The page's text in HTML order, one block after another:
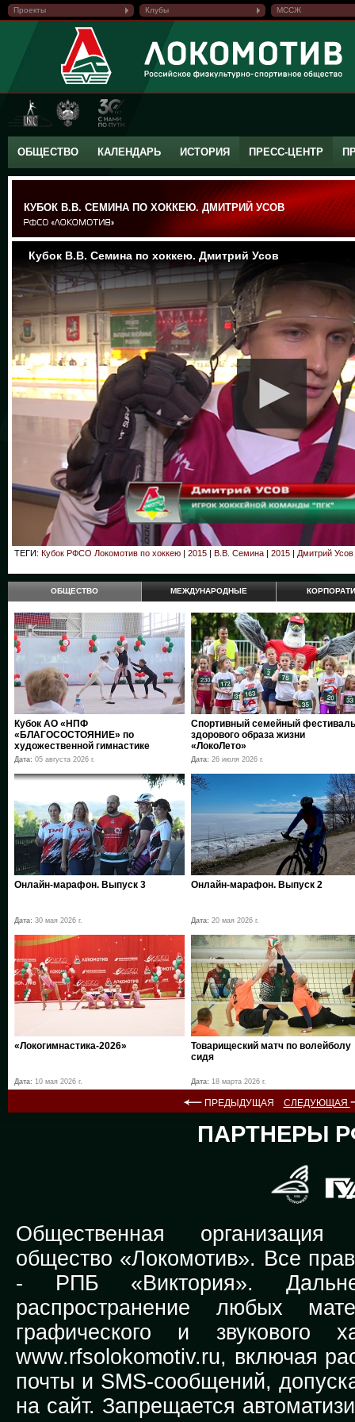
Проекты Клубы МССЖ
ОБЩЕСТВО КАЛЕНДАРЬ ИСТОРИЯ ПРЕСС-ЦЕНТР
КУБОК В.В. СЕМИНА ПО ХОККЕЮ. ДМИТРИЙ УСОВ
ТЕГИ: Кубок РФСО Локомотив по хоккею | 2015 | В.В. Семина | 2015 | Дмитрий Усов
ОБЩЕСТВО МЕЖДУНАРОДНЫЕ
Кубок АО «НПФ
«БЛАГОСОСТОЯНИЕ» по
художественной гимнастике
Дата: 05 августа 2026 г.
Спортивный семейный фестиваль
здорового образа жизни
«ЛокоЛето»
Дата: 26 июля 2026 г.
Онлайн-марафон. Выпуск 3
Дата: 30 мая 2026 г.
Онлайн-марафон. Выпуск 2
Дата: 20 мая 2026 г.
«Локогимнастика-2026»
Дата: 10 мая 2026 г.
Товарищеский матч по волейболу
сидя
Дата: 18 марта 2026 г.
ПРЕДЫДУЩАЯ СЛЕДУЮЩАЯ
ПАРТНЕРЫ
Общественная организация
общество «Локомотив». Все
- РПБ «Виктория».
распространение любых
графического и звукового
www.rfsolokomotiv.ru, включая
почты и SMS-сообщений,
на сайт. Запрещается